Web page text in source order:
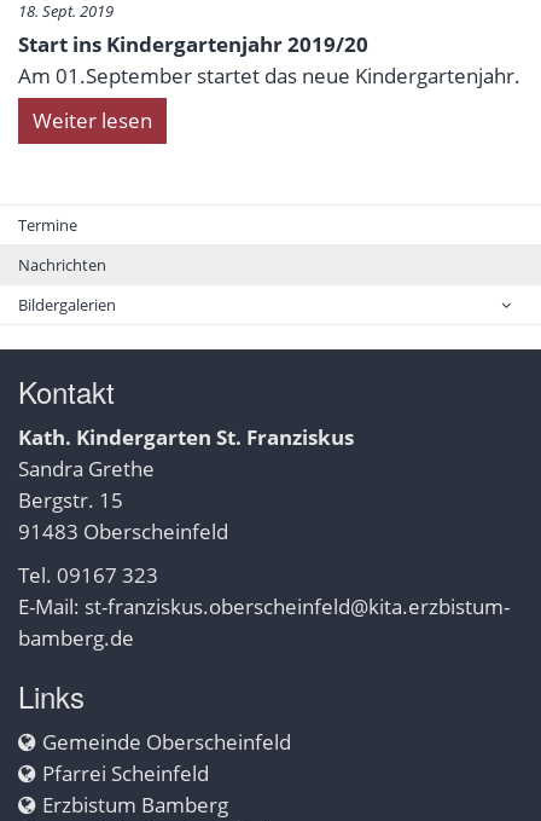
18. Sept. 2019
Start ins Kindergartenjahr 2019/20
Am 01.September startet das neue Kindergartenjahr.
Weiter lesen
Termine
Nachrichten
Bildergalerien
Kontakt
Kath. Kindergarten St. Franziskus
Sandra Grethe
Bergstr. 15
91483 Oberscheinfeld
Tel. 09167 323
E-Mail: st-franziskus.oberscheinfeld@kita.erzbistum-
bamberg.de
Links
Gemeinde Oberscheinfeld
Pfarrei Scheinfeld
Erzbistum Bamberg